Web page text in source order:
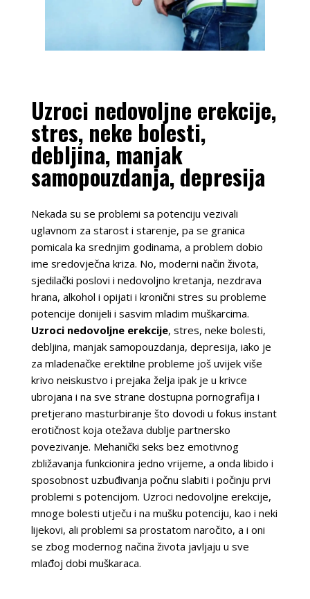
Uzroci nedovoljne erekcije,
stres, neke bolesti,
debljina, manjak
samopouzdanja, depresija
Nekada su se problemi sa potenciju vezivali
uglavnom za starost i starenje, pa se granica
pomicala ka srednjim godinama, a problem dobio
ime sredovječna kriza. No, moderni način života,
sjedilački poslovi i nedovoljno kretanja, nezdrava
hrana, alkohol i opijati i kronični stres su probleme
potencije donijeli i sasvim mladim muškarcima.
Uzroci nedovoljne erekcije, stres, neke bolesti,
debljina, manjak samopouzdanja, depresija, iako je
za mladenačke erektilne probleme još uvijek više
krivo neiskustvo i prejaka želja ipak je u krivce
ubrojana i na sve strane dostupna pornografija i
pretjerano masturbiranje što dovodi u fokus instant
erotičnost koja otežava dublje partnersko
povezivanje. Mehanički seks bez emotivnog
zbližavanja funkcionira jedno vrijeme, a onda libido i
sposobnost uzbuđivanja počnu slabiti i počinju prvi
problemi s potencijom. Uzroci nedovoljne erekcije,
mnoge bolesti utječu i na mušku potenciju, kao i neki
lijekovi, ali problemi sa prostatom naročito, a i oni
se zbog modernog načina života javljaju u sve
mlađoj dobi muškaraca.